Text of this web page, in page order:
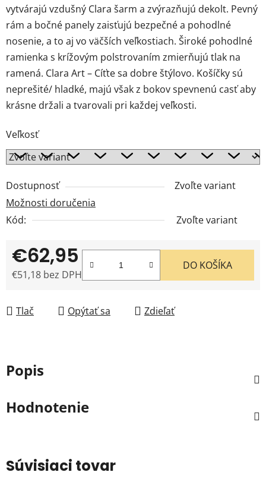
vytvárajú vzdušný Clara šarm a zvýrazňujú dekolt. Pevný
rám a bočné panely zaisťujú bezpečné a pohodlné
nosenie, a to aj vo väčších veľkostiach. Široké pohodlné
ramienka s krížovým polstrovaním zmierňujú tlak na
ramená. Clara Art – Cíťte sa dobre štýlovo. Košíčky sú
neprešité/ hladké, majú však z bokov spevnenú casť aby
krásne držali a tvarovali pri každej veľkosti.
Veľkosť
Dostupnosť
Zvoľte variant
Možnosti doručenia
Kód:
Zvoľte variant
€62,95
€51,18 bez DPH
DO KOŠÍKA
Tlač Opýtať sa Zdieľať
Popis
Hodnotenie
Súvisiaci tovar